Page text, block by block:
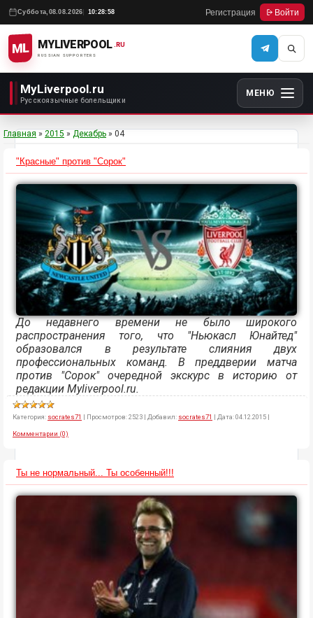
Суббота, 08.08.2026 10:28:58 Регистрация Войти
ML MYLIVERPOOL
RUSSIAN SUPPORTERS
.RU
MyLiverpool.ru
Русскоязычные болельщики
МЕНЮ
Главная » 2015 » Декабрь » 04
"Красные" против "Сорок"
До недавнего времени не было широкого
распространения того, что "Ньюкасл Юнайтед"
образовался в результате слияния двух
профессиональных команд. В преддверии матча
против "Сорок" очередной экскурс в историю от
редакции Myliverpool.ru.
Категория: socrates71 | Просмотров:2523 | Добавил: socrates71 | Дата:04.12.2015 |
Комментарии (0)
Ты не нормальный... Ты особенный!!!